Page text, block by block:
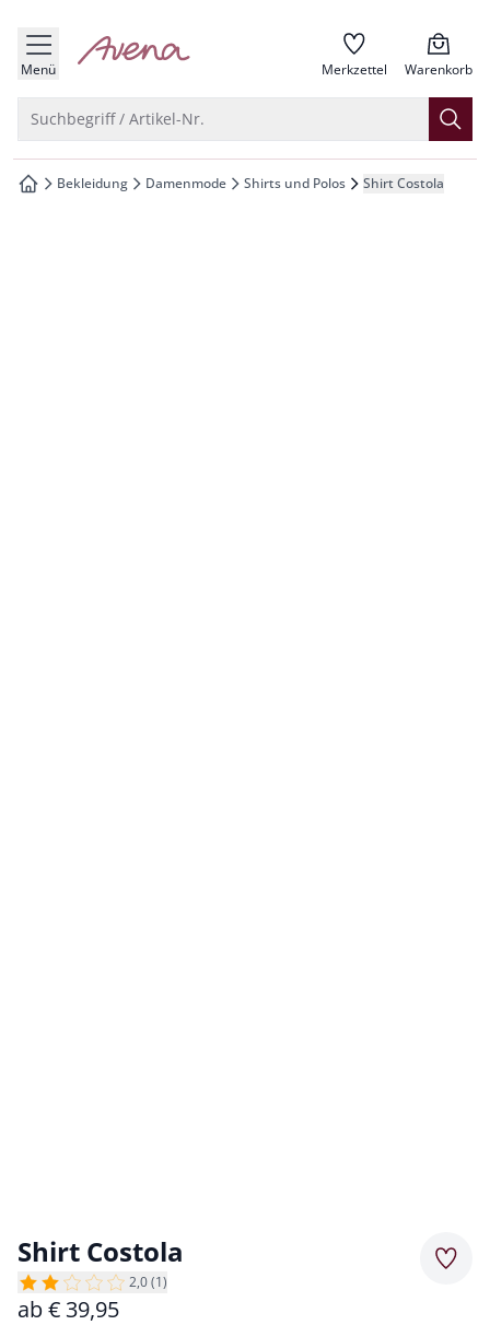
springen
springen
springen
springen
Menü zur Startseite Merkzettel Warenkorb
Suchbegriff / Artikel-Nr.
zur Startseite
Bekleidung Damenmode Shirts und Polos Shirt Costola
Shirt Costola
2,0 (1)
ab€ 39,95